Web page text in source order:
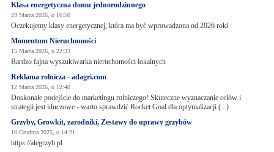
Klasa energetyczna domu jednorodzinnego
29 Marca 2026, o 16:50
Oczekujemy klasy energetycznej, która ma być wprowadzona od 2026 roki
Momentum Nieruchomości
15 Marca 2026, o 22:33
Bardzo fajna wyszukiwarka nieruchomości lokalnych
Reklama rolnicza - adagri.com
12 Marca 2026, o 12:40
Doskonałe podejście do marketingu rolniczego! Skuteczne wyznaczanie celów i
strategii jest kluczowe - warto sprawdzić Rocket Goal dla optymalizacji (...)
Grzyby, Growkit, zarodniki, Zestawy do uprawy grzybów
10 Grudnia 2025, o 14:21
https://alegrzyb.pl